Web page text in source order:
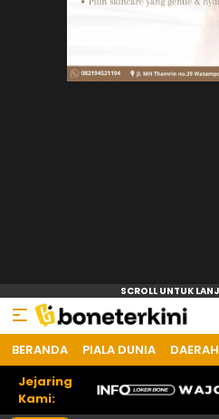
Bone Terkini
Referensi Informasi Terkini
BERANDA PIALA DUNIA DAERAH
Jejaring
Kami: